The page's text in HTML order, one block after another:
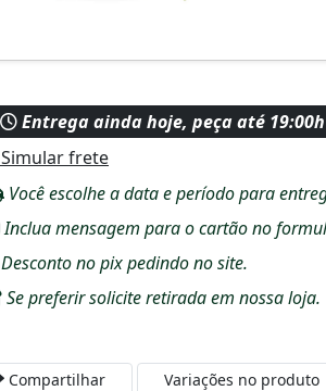
Entrega ainda hoje, peça até 19:00h
Simular frete
Você escolhe a data e período para
Inclua mensagem para o cartão no
Desconto no pix pedindo no site.
Se preferir solicite retirada em nossa loja.
Compartilhar Variações no produto